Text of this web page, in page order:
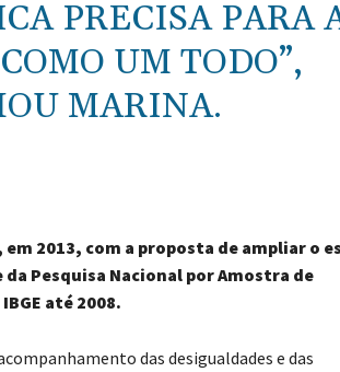
PRECISA PARA
UM TODO”,
MARINA.
2013, com a proposta de ampliar o
Pesquisa Nacional por Amostra de
até 2008.
das desigualdades e das